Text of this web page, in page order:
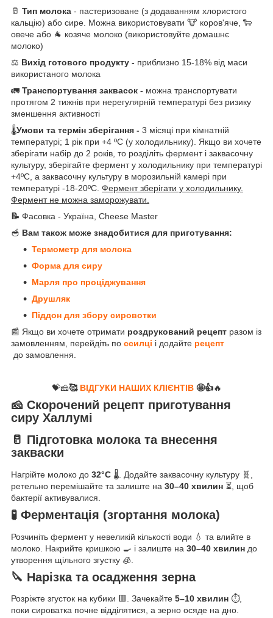
🥛 Тип молока - пастеризоване (з додаванням хлористого
кальцію) або сире. Можна використовувати 🐮 коров'яче, 🐑
овече або 🐐 козяче молоко (використовуйте домашнє
молоко)
⚖️ Вихід готового продукту - приблизно 15-18% від маси
використаного молока
🚛 Транспортування заквасок - можна транспортувати
протягом 2 тижнів при нерегулярній температурі без ризику
зменшення активності
🌡Умови та термін зберігання - 3 місяці при кімнатній
температурі; 1 рік при +4 ºС (у холодильнику). Якщо ви хочете
зберігати набір до 2 років, то розділіть фермент і заквасочну
культуру, зберігайте фермент у холодильнику при температурі
+4ºС, а заквасочну культуру в морозильній камері при
температурі -18-20ºС. Фермент зберігати у холодильнику.
Фермент не можна заморожувати.
📝 Фасовка - Україна, Cheese Master
🥣 Вам також може знадобитися для приготування:
Термометр для молока
Форма для сиру
Марля про проціджування
Друшляк
Піддон для збору сировотки
📰 Якщо ви хочете отримати роздрукований рецепт разом із
замовленням, перейдіть по ссилці і додайте рецепт
до замовлення.
💝🧀🥰 ВІДГУКИ НАШИХ КЛІЄНТІВ 🤩👍🔥
🧀 Скорочений рецепт приготування
сиру Халлумі
🥛 Підготовка молока та внесення
закваски
Нагрійте молоко до 32°C 🌡️. Додайте заквасочну культуру 🧬,
ретельно перемішайте та залиште на 30–40 хвилин ⏳, щоб
бактерії активувалися.
🧪 Ферментація (згортання молока)
Розчиніть фермент у невеликій кількості води 💧 та влийте в
молоко. Накрийте кришкою 🍳 і залиште на 30–40 хвилин до
утворення щільного згустку 🧊.
🔪 Нарізка та осадження зерна
Розріжте згусток на кубики 🟥. Зачекайте 5–10 хвилин ⏱️,
поки сироватка почне відділятися, а зерно осяде на дно.